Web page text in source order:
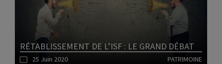
RÉTABLISSEMENT DE L’ISF : LE GRAND DÉBAT
25 Juin 2020 PATRIMOINE